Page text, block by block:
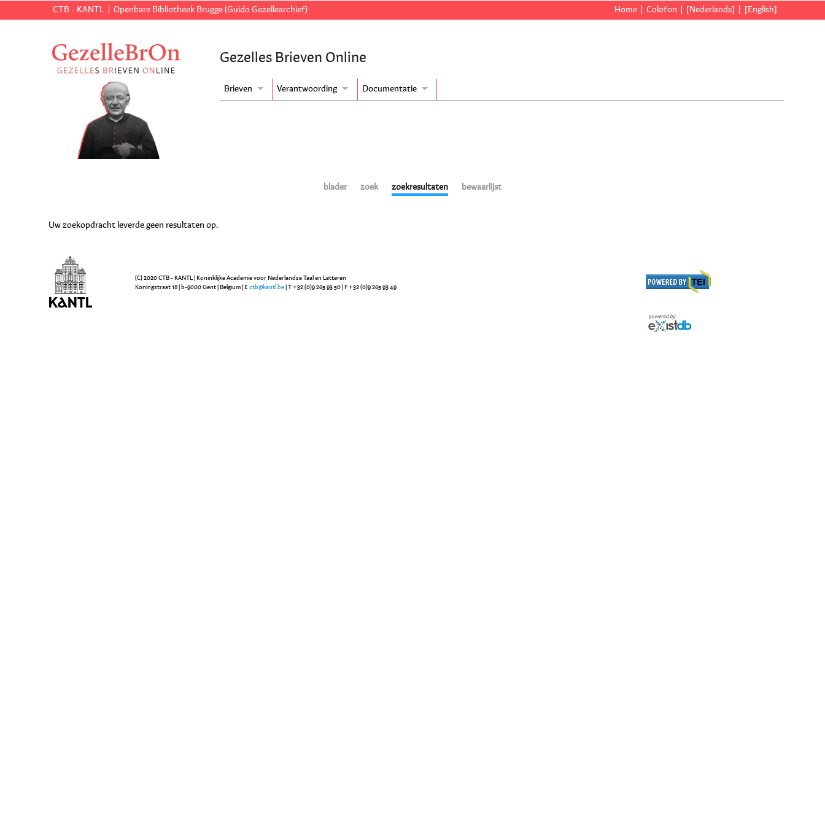
CTB - KANTL Openbare Bibliotheek Brugge (Guido Gezellearchief) Home Colofon [Nederlands] [English]
Gezelles Brieven Online
Brieven Verantwoording Documentatie
blader zoek zoekresultaten bewaarlijst
Uw zoekopdracht leverde geen resultaten op.
(C) 2020 CTB - KANTL | Koninklijke Academie voor Nederlandse Taal en Letteren
Koningstraat 18 | b-9000 Gent | Belgium | Ectb@kantl.be | T +32 (0)9 265 93 50 | F +32 (0)9 265 93 49